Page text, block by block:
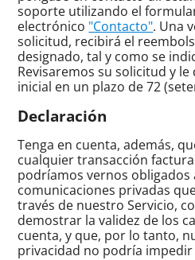
soporte utilizando el
electrónico "Contacto". Una
solicitud, recibirá el
designado, tal y como se
Revisaremos su solicitud y
inicial en un plazo de 72
Declaración
Tenga en cuenta, además,
cualquier transacción
podríamos vernos obligados
comunicaciones privadas
través de nuestro Servicio,
demostrar la validez de los
cuenta, y que, por lo tanto,
privacidad no podría